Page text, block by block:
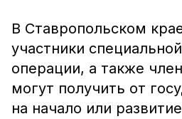
В Ставропольском
участники
операции, а также
могут получить от
на начало или